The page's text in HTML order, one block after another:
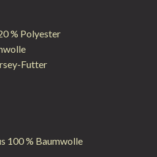
% Polyester
Futter
100 % Baumwolle